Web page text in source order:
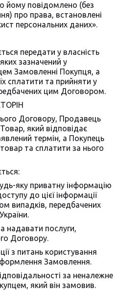
йому повідомлено (без
про права, встановлені
персональних даних».
передати у власність
зазначений у
Замовленні Покупця, а
сплатити та прийняти у
цим Договором.
Договору, Продавець
який відповідає
термін, а Покупець
та сплатити за нього
яку приватну інформацію
до цієї інформації
випадків, передбачених
надавати послуги,
Договору.
з питань користування
Замовлення.
за неналежне
який він замовив.